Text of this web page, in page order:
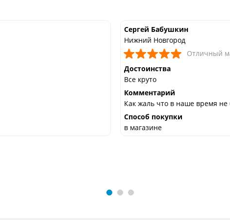
Сергей Бабушкин
Нижний Новгород
Отличный
Достоинства
Все круто
Комментарий
Как жаль что в наше время не
Способ покупки
в магазине